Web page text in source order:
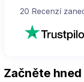
20 Recenzí
Začněte